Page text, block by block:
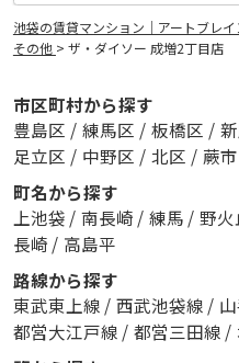
池袋の賃貸マンション｜アートブレイ
その他 > ザ・ダイソー 成増2丁目店
市区町村から探す
豊島区 / 練馬区 / 板橋区 /
足立区 / 中野区 / 北区 / 蕨市
町名から探す
上池袋 / 南長崎 / 練馬 / 野火
長崎 / 高島平
路線から探す
東武東上線 / 西武池袋線 /
都営大江戸線 / 都営三田線 /